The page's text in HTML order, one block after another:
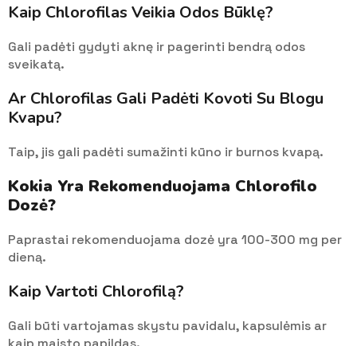
Kaip Chlorofilas Veikia Odos Būklę?
Gali padėti gydyti aknę ir pagerinti bendrą odos
sveikatą.
Ar Chlorofilas Gali Padėti Kovoti Su Blogu
Kvapu?
Taip, jis gali padėti sumažinti kūno ir burnos kvapą.
Kokia Yra Rekomenduojama Chlorofilo
Dozė?
Paprastai rekomenduojama dozė yra 100-300 mg per
dieną.
Kaip Vartoti Chlorofilą?
Gali būti vartojamas skystu pavidalu, kapsulėmis ar